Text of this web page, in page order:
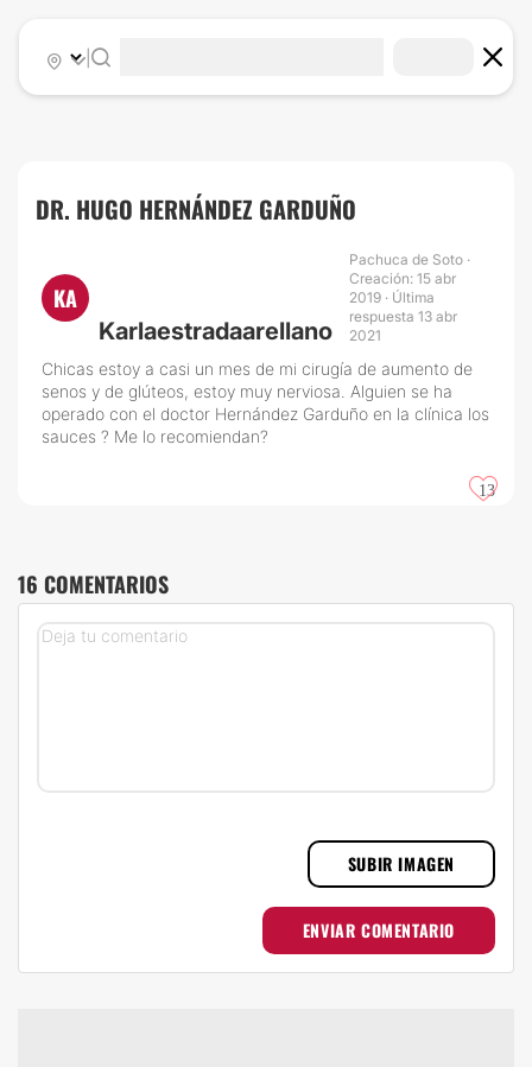
|
DR. HUGO HERNÁNDEZ GARDUÑO
KA
Karlaestradaarellano
Pachuca de Soto ·
Creación: 15 abr
2019 · Última
respuesta 13 abr
2021
Chicas estoy a casi un mes de mi cirugía de aumento de
senos y de glúteos, estoy muy nerviosa. Alguien se ha
operado con el doctor Hernández Garduño en la clínica los
sauces ? Me lo recomiendan?
13
16 COMENTARIOS
SUBIR IMAGEN
ENVIAR COMENTARIO